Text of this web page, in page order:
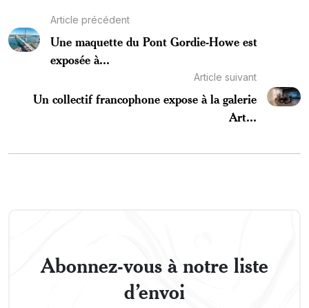
Article précédent
Une maquette du Pont Gordie-Howe est
exposée à...
Article suivant
Un collectif francophone expose à la galerie
Art...
Abonnez-vous à notre liste
d’envoi